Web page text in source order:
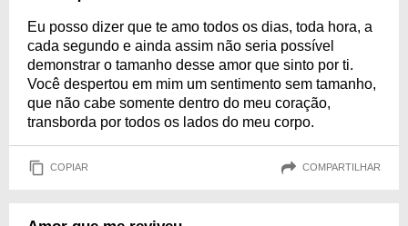
Eu posso dizer que te amo todos os dias, toda hora, a
cada segundo e ainda assim não seria possível
demonstrar o tamanho desse amor que sinto por ti.
Você despertou em mim um sentimento sem tamanho,
que não cabe somente dentro do meu coração,
transborda por todos os lados do meu corpo.
COPIAR COMPARTILHAR